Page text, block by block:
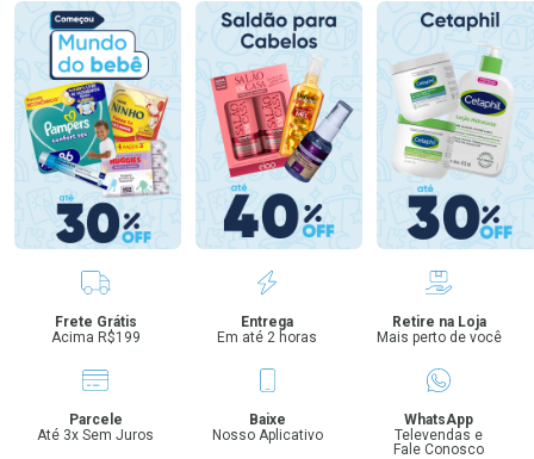
Benefícios
Frete Grátis
Acima R$199
Entrega
Em até 2 horas
Retire na Loja
Mais perto de você
Parcele
Até 3x Sem Juros
Baixe
Nosso Aplicativo
WhatsApp
Televendas e
Fale Conosco